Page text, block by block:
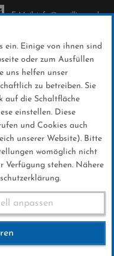
E-Mail: info@sc-willingen.de
von OK-
ein. Einige von ihnen sind
oder zum Ausfüllen
uns helfen unser
zu betreiben. Sie
auf die Schaltfläche
einstellen. Diese
und Cookies auch
unserer Website). Bitte
womöglich nicht
Verfügung stehen. Nähere
anpassen